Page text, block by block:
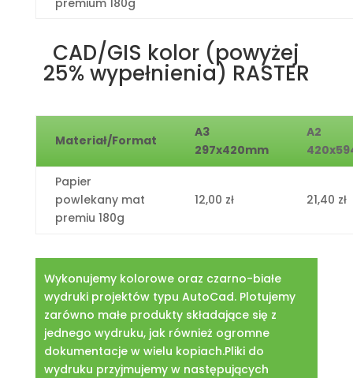
CAD/GIS kolor (powyżej
25% wypełnienia) RASTER
Materiał/Format
A3
297x420mm
A2
Papier
powlekany mat
premiu 180g
12,00 zł 21,40 zł
Wykonujemy kolorowe oraz czarno-białe
wydruki projektów typu AutoCad. Plotujemy
zarówno małe produkty składające się z
jednego wydruku, jak również ogromne
dokumentacje w wielu kopiach.Pliki do
wydruku przyjmujemy w następujących